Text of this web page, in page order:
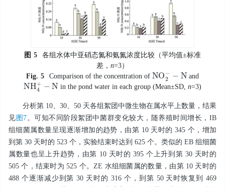
图 5
各组水体中亚硝态氮和氨氮浓度比较（平均值±标准
差， n=3）
Fig. 5 Comparison of the concentration of
NO 2-
and
NH4+ N
in the pond water in each group (Mean±SD, n=3)
分析第 10、30、50 天各组絮团中微生物在属水平上数量，结果
见 图7。可知不同阶段絮团中菌群变化较大，随养殖时间增长，IB
组细菌属数量呈现逐渐增加的趋势，由第 10 天时的 345 个，增加
到第 30 天时的 523 个，实验结束时达到 625 个。类似的 EB 组细菌
属数量也呈上升趋势，由第 10 天时的 395 个上升到第 30 天时的
505 个，结束时为 525 个。ZE 水组细菌属的数量，由第 10 天时的
488 个逐渐减少到第 30 天时的 316 个，到第 50 天时恢复到 469